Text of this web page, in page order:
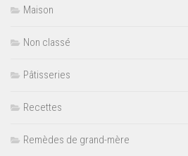
Maison
Non classé
Pâtisseries
Recettes
Remèdes de grand-mère